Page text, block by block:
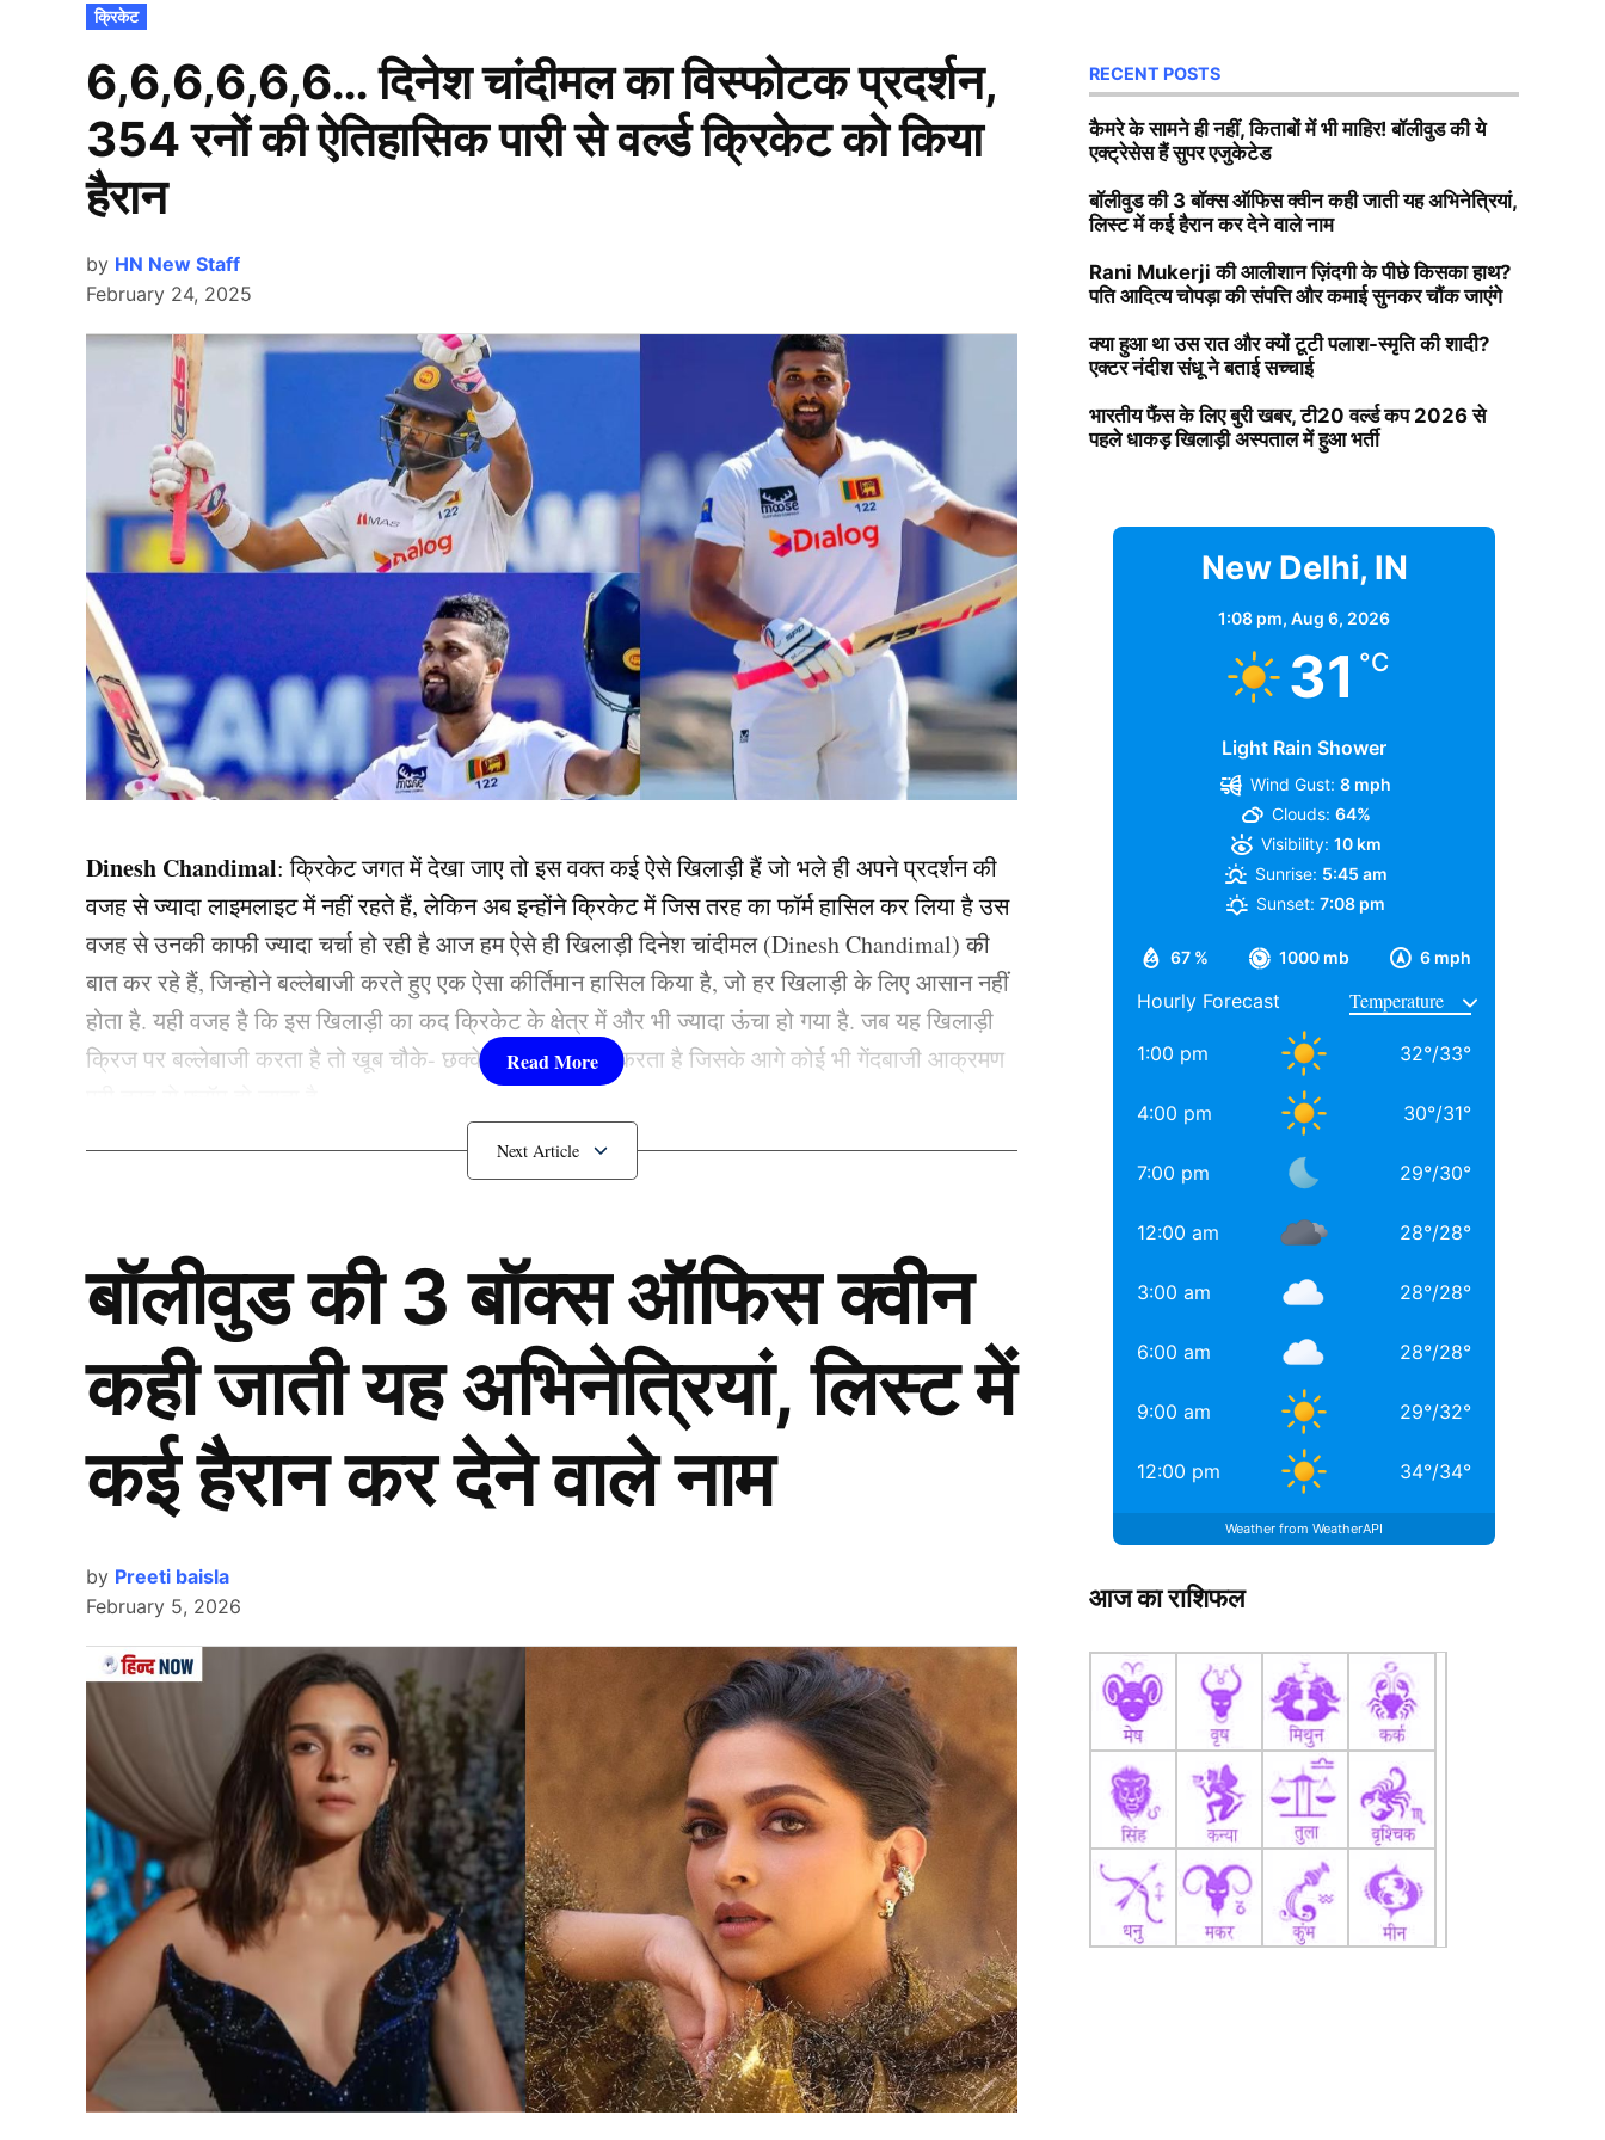
POSTED
IN
क्रिकेट
6,6,6,6,6,6… दिनेश चांदीमल का विस्फोटक प्रदर्शन,
354 रनों की ऐतिहासिक पारी से वर्ल्ड क्रिकेट को किया
हैरान
by HN New Staff
February 24, 2025
Dinesh Chandimal: क्रिकेट जगत में देखा जाए तो इस वक्त कई ऐसे खिलाड़ी हैं जो भले ही अपने प्रदर्शन की
वजह से ज्यादा लाइमलाइट में नहीं रहते हैं, लेकिन अब इन्होंने क्रिकेट में जिस तरह का फॉर्म हासिल कर लिया है उस
वजह से उनकी काफी ज्यादा चर्चा हो रही है आज हम ऐसे ही खिलाड़ी दिनेश चांदीमल (Dinesh Chandimal) की
बात कर रहे हैं, जिन्होने बल्लेबाजी करते हुए एक ऐसा कीर्तिमान हासिल किया है, जो हर खिलाड़ी के लिए आसान नहीं
होता है. यही वजह है कि इस खिलाड़ी का कद क्रिकेट के क्षेत्र में और भी ज्यादा ऊंचा हो गया है. जब यह खिलाड़ी
क्रिज पर बल्लेबाजी करता है तो खूब चौके- छक्के लगाने का काम करता है जिसके आगे कोई भी गेंदबाजी आक्रमण
Dinesh Chandimal ने खेली 354 रन की पारी
बॉलीवुड की 3 बॉक्स ऑफिस क्वीन
कही जाती यह अभिनेत्रियां, लिस्ट में
कई हैरान कर देने वाले नाम
by Preeti baisla
February 5, 2026
RECENT POSTS
कैमरे के सामने ही नहीं, किताबों में भी माहिर! बॉलीवुड की ये
एक्ट्रेसेस हैं सुपर एजुकेटेड
बॉलीवुड की 3 बॉक्स ऑफिस क्वीन कही जाती यह अभिनेत्रियां,
लिस्ट में कई हैरान कर देने वाले नाम
Rani Mukerji की आलीशान ज़िंदगी के पीछे किसका हाथ?
पति आदित्य चोपड़ा की संपत्ति और कमाई सुनकर चौंक जाएंगे
क्या हुआ था उस रात और क्यों टूटी पलाश-स्मृति की शादी?
एक्टर नंदीश संधू ने बताई सच्चाई
भारतीय फैंस के लिए बुरी खबर, टी20 वर्ल्ड कप 2026 से
पहले धाकड़ खिलाड़ी अस्पताल में हुआ भर्ती
New Delhi, IN
1:08 pm, Aug 6, 2026
31 °C
Light Rain Shower
67 % 1000 mb 6 mph
Wind Gust: 8 mph
Clouds: 64%
Visibility: 10 km
Sunrise: 5:45 am
Sunset: 7:08 pm
Hourly Forecast
1:00 pm 32°/33°
4:00 pm 30°/31°
7:00 pm 29°/30°
12:00 am 28°/28°
3:00 am 28°/28°
6:00 am 28°/28°
9:00 am 29°/32°
12:00 pm 34°/34°
Weather from WeatherAPI
आज का राशिफल